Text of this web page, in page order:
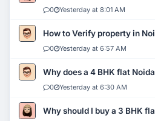
0 Yesterday at 8:01 AM
How to Verify property in
0 Yesterday at 6:57 AM
Why does a 4 BHK flat
0 Yesterday at 6:30 AM
Why should I buy a 3 BHK